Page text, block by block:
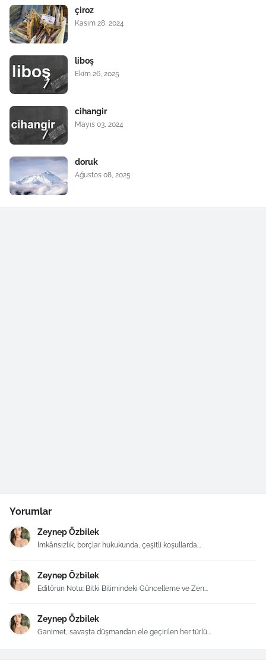
çiroz
Kasım 28, 2024
liboş
Ekim 26, 2025
cihangir
Mayıs 03, 2024
doruk
Ağustos 08, 2025
Yorumlar
Zeynep Özbilek
İmkânsızlık, borçlar hukukunda, çeşitli koşullarda...
Zeynep Özbilek
Editörün Notu: Bitki Bilimindeki Güncelleme ve Zen...
Zeynep Özbilek
Ganimet, savaşta düşmandan ele geçirilen her türlü...